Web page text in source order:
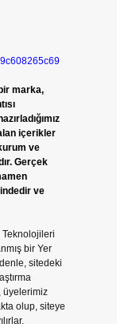
marka,
içerikler
ve
Gerçek
ve
Teknolojileri
bir Yer
sitedeki
üyelerimiz
olup, siteye